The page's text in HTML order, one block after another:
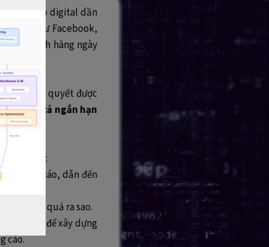
cáo digital dần
biến như Facebook,
và khách hàng ngày
phải giải quyết được
trong cả ngắn hạn
khó khăn:
quảng cáo, dẫn đến
hiệu quả ra sao.
cáo để xây dựng
cáo.